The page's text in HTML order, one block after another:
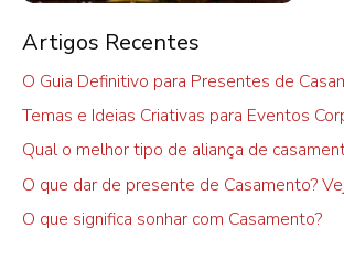
Artigos Recentes
O Guia Definitivo para Presentes de
Temas e Ideias Criativas para Eventos
Qual o melhor tipo de aliança de
O que dar de presente de Casamento?
O que significa sonhar com Casamento?